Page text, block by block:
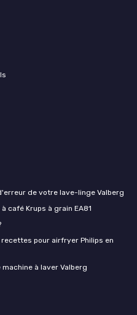
de votre lave-linge Valberg
café Krups à grain EA81
pour airfryer Philips en
à laver Valberg